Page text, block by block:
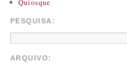
Quiosque
PESQUISA:
ARQUIVO: